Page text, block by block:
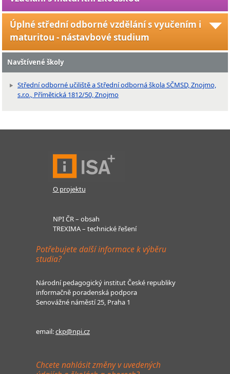
Úplné střední odborné vzdělání s vyučením i
maturitou - nástavbové studium
Navštívené školy
Střední odborné učiliště a Střední odborná škola SČMSD, Znojmo,
s.r.o., Přímětická 1812/50, Znojmo
O projektu
NPI ČR – obsah
TREXIMA – technické řešení
Potřebujete další informace k výběru
studia?
Národní pedagogický institut České republiky
informačně poradenská podpora
Senovážné náměstí 25, Praha 1
email:ckp@npi.cz
Chcete nahlásit změny v uvedených